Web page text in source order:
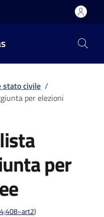
stato civile /
per elezioni
per
)